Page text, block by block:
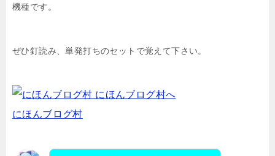
機種です。
ぜひ釘読み、単発打ちのセットで覚えて下さい。
にほんブログ村